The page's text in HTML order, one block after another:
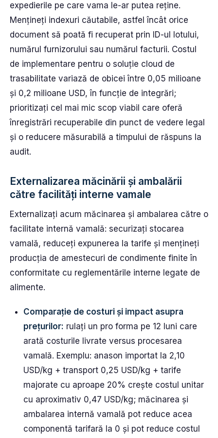
expedierile pe care vama le-ar putea reține.
Mențineți indexuri căutabile, astfel încât orice
document să poată fi recuperat prin ID-ul lotului,
numărul furnizorului sau numărul facturii. Costul
de implementare pentru o soluție cloud de
trasabilitate variază de obicei între 0,05 milioane
și 0,2 milioane USD, în funcție de integrări;
prioritizați cel mai mic scop viabil care oferă
înregistrări recuperabile din punct de vedere legal
și o reducere măsurabilă a timpului de răspuns la
audit.
Externalizarea măcinării și ambalării
către facilități interne vamale
Externalizați acum măcinarea și ambalarea către o
facilitate internă vamală: securizați stocarea
vamală, reduceți expunerea la tarife și mențineți
producția de amestecuri de condimente finite în
conformitate cu reglementările interne legate de
alimente.
Comparație de costuri și impact asupra
prețurilor: rulați un pro forma pe 12 luni care
arată costurile livrate versus procesarea
vamală. Exemplu: anason importat la 2,10
USD/kg + transport 0,25 USD/kg + tarife
majorate cu aproape 20% crește costul unitar
cu aproximativ 0,47 USD/kg; măcinarea și
ambalarea internă vamală pot reduce acea
componentă tarifară la 0 și pot reduce costul